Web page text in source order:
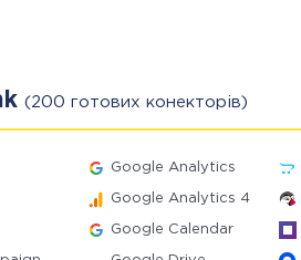
(200 готових конекторів)
Google Analytics
Google Analytics 4
Google Calendar